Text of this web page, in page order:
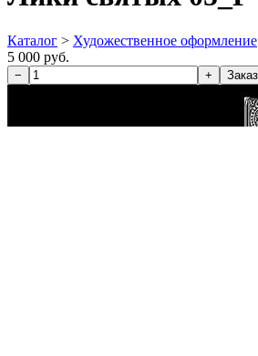
Каталог > Художественное оформление
5 000 руб.